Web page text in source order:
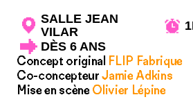
SALLE JEAN
VILAR
DÈS 6 ANS
Concept original FLIP Fabrique
Co-concepteurJamie Adkins
Mise en scène Olivier Lépine